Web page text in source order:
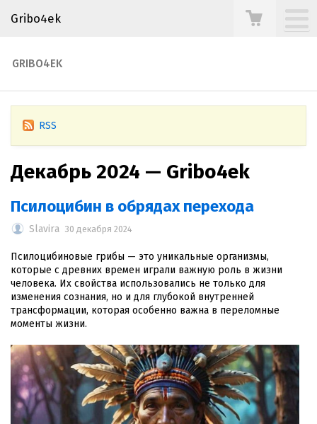
Gribo4ek
GRIBO4EK
RSS
Декабрь 2024 — Gribo4ek
Псилоцибин в обрядах перехода
Slavira 30 декабря 2024
Псилоцибиновые грибы — это уникальные организмы,
которые с древних времен играли важную роль в жизни
человека. Их свойства использовались не только для
изменения сознания, но и для глубокой внутренней
трансформации, которая особенно важна в переломные
моменты жизни.